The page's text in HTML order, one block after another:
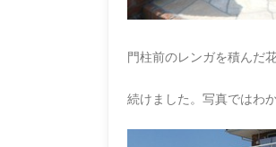
門柱前のレンガを積んだ
続けました。 写真ではわ